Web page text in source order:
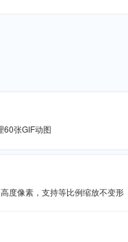
60张GIF动图
度像素，支持等比例缩放不变形